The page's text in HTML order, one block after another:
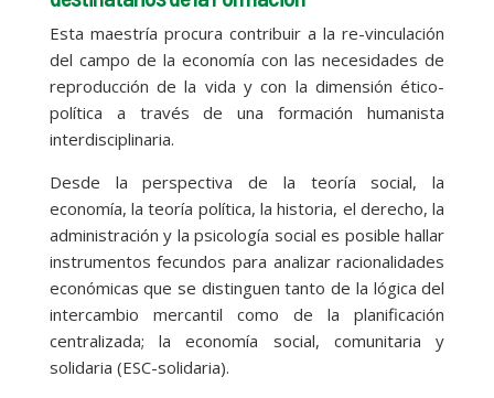
Esta maestría procura contribuir a la re-vinculación
del campo de la economía con las necesidades de
reproducción de la vida y con la dimensión ético-
política a través de una formación humanista
interdisciplinaria.
Desde la perspectiva de la teoría social, la
economía, la teoría política, la historia, el derecho, la
administración y la psicología social es posible hallar
instrumentos fecundos para analizar racionalidades
económicas que se distinguen tanto de la lógica del
intercambio mercantil como de la planificación
centralizada; la economía social, comunitaria y
solidaria (ESC-solidaria).